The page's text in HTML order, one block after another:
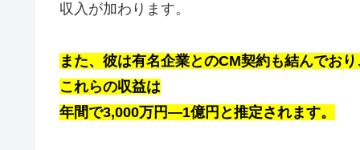
収入が加わります。
また、彼は有名企業とのCM契約も結んでおり
これらの収益は
年間で3,000万円―1億円と推定されます。